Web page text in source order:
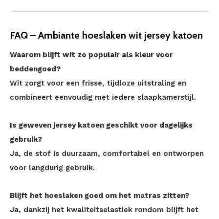
FAQ – Ambiante hoeslaken wit jersey katoen
Waarom blijft wit zo populair als kleur voor
beddengoed?
Wit zorgt voor een frisse, tijdloze uitstraling en
combineert eenvoudig met iedere slaapkamerstijl.
Is geweven jersey katoen geschikt voor dagelijks
gebruik?
Ja, de stof is duurzaam, comfortabel en ontworpen
voor langdurig gebruik.
Blijft het hoeslaken goed om het matras zitten?
Ja, dankzij het kwaliteitselastiek rondom blijft het